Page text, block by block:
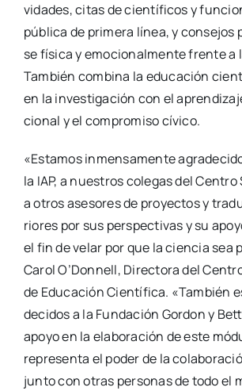
vi­da­des, citas de cien­tí­fi­cos y
públi­ca de pri­me­ra línea, y
se físi­ca y emo­cio­nal­men­te fren­te a
Tam­bién com­bi­na la edu­ca­ción
en la inves­ti­ga­ción con el
cio­nal y el com­pro­mi­so cívi­co.
«Esta­mos inmen­sa­men­te
la IAP, a nues­tros cole­gas del
a otros ase­so­res de pro­yec­tos y
rio­res por sus pers­pec­ti­vas y su
el fin de velar por que la cien­cia sea
Carol O’Don­nell, Direc­to­ra del
de Edu­ca­ción Cien­tí­fi­ca. «Tam­bién
de­ci­dos a la Fun­da­ción Gor­don y
apo­yo en la ela­bo­ra­ción de este
repre­sen­ta el poder de la
jun­to con otras per­so­nas de todo el